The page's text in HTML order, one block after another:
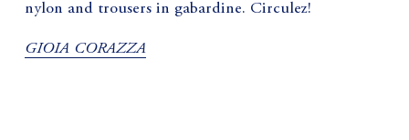
nylon and trousers in gabardine. Circulez!
GIOIA CORAZZA